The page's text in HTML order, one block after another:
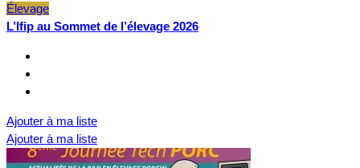
Élevage
L’Ifip au Sommet de l’élevage 2026
Ajouter à ma liste
Ajouter à ma liste